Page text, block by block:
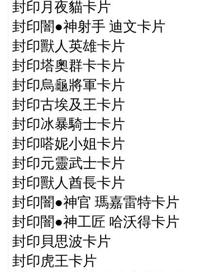
封印月夜貓卡片
封印闇●神射手 迪文卡片
封印獸人英雄卡片
封印塔奧群卡卡片
封印烏龜將軍卡片
封印古埃及王卡片
封印冰暴騎士卡片
封印嗒妮小姐卡片
封印元靈武士卡片
封印獸人酋長卡片
封印闇●神官 瑪嘉雷特卡片
封印闇●神工匠 哈沃得卡片
封印貝思波卡片
封印虎王卡片